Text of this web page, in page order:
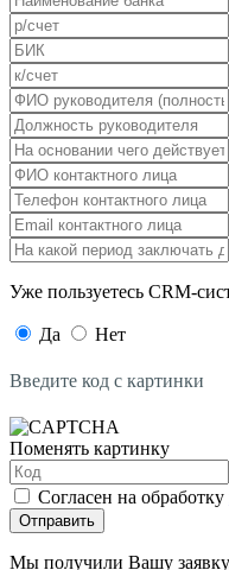
Уже пользуетесь CRM-
Да Нет
Введите код с картинки
Поменять картинку
Согласен на обработку
Отправить
Мы получили Вашу